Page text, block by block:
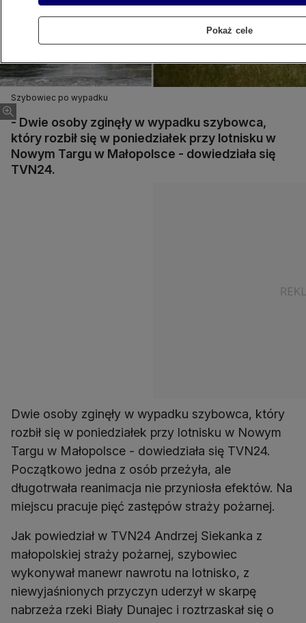
Szybowiec po wypadku
- Dwie osoby zginęły w wypadku szybowca,
który rozbił się w poniedziałek przy lotnisku w
Nowym Targu w Małopolsce - dowiedziała się
TVN24.
Dwie osoby zginęły w wypadku szybowca, który
rozbił się w poniedziałek przy lotnisku w Nowym
Targu w Małopolsce - dowiedziała się TVN24.
Początkowo jedna z osób przeżyła, ale
długotrwała reanimacja nie przyniosła efektów. Na
miejscu pracuje pięć zastępów straży pożarnej.
Jak powiedział w TVN24 Andrzej Siekanka z
małopolskiej straży pożarnej, szybowiec
wykonywał manewr nawrotu na lotnisko, z
niewyjaśnionych przyczyn uderzył w skarpę
nabrzeża rzeki Biały Dunajec i roztrzaskał się o
Pokaż cele